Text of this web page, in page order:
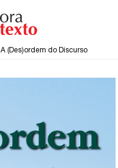
A (Des)ordem do Discurso